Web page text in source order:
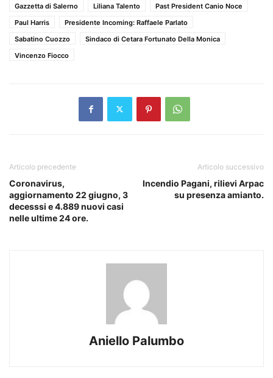
Gazzetta di Salerno
Liliana Talento
Past President Canio Noce
Paul Harris
Presidente Incoming: Raffaele Parlato
Sabatino Cuozzo
Sindaco di Cetara Fortunato Della Monica
Vincenzo Fiocco
Articolo precedente
Coronavirus,
aggiornamento 22 giugno, 3
decesssi e 4.889 nuovi casi
nelle ultime 24 ore.
Articolo successivo
Incendio Pagani, rilievi Arpac
su presenza amianto.
Aniello Palumbo